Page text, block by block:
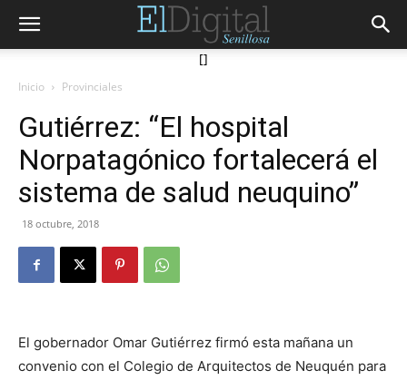
[]
Inicio Provinciales
Gutiérrez: “El hospital
Norpatagónico fortalecerá el
sistema de salud neuquino”
18 octubre, 2018
El gobernador Omar Gutiérrez firmó esta mañana un
convenio con el Colegio de Arquitectos de Neuquén para